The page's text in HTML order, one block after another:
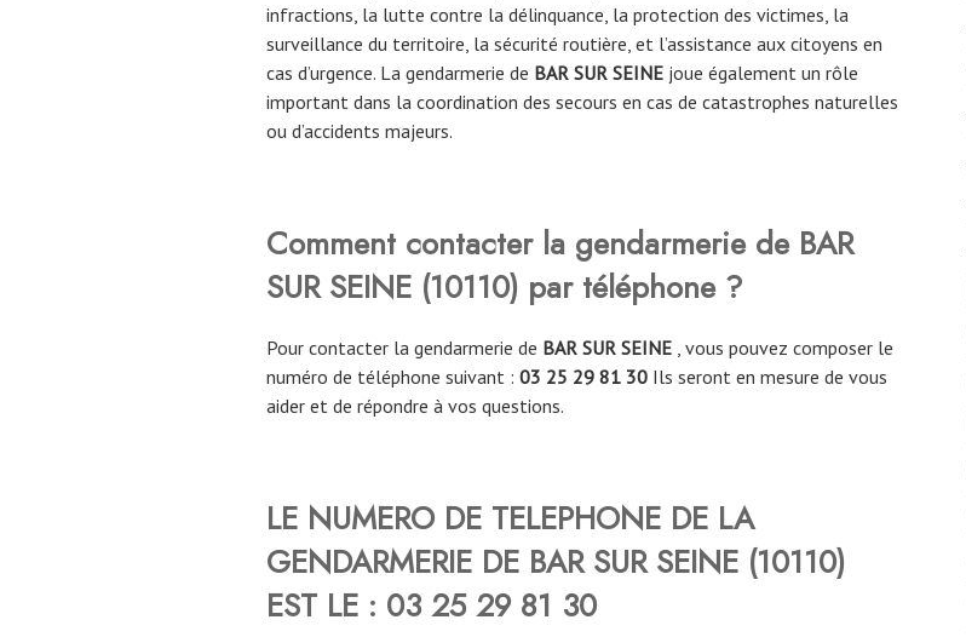
infractions, la lutte contre la délinquance, la protection des victimes, la
surveillance du territoire, la sécurité routière, et l’assistance aux citoyens en
cas d’urgence. La gendarmerie de BAR SUR SEINE joue également un rôle
important dans la coordination des secours en cas de catastrophes naturelles
ou d’accidents majeurs.
Comment contacter la gendarmerie de BAR
SUR SEINE (10110) par téléphone ?
Pour contacter la gendarmerie de BAR SUR SEINE , vous pouvez composer le
numéro de téléphone suivant : 03 25 29 81 30 Ils seront en mesure de vous
aider et de répondre à vos questions.
LE NUMERO DE TELEPHONE DE LA
GENDARMERIE DE BAR SUR SEINE (10110)
EST LE : 03 25 29 81 30